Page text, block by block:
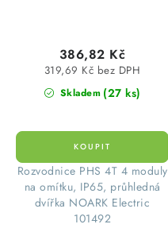
Skladem (27 ks)
319,69 Kč bez DPH
386,82 Kč
Rozvodnice PHS 4T 4 moduly
na omítku, IP65, průhledná
dvířka NOARK Electric
101492